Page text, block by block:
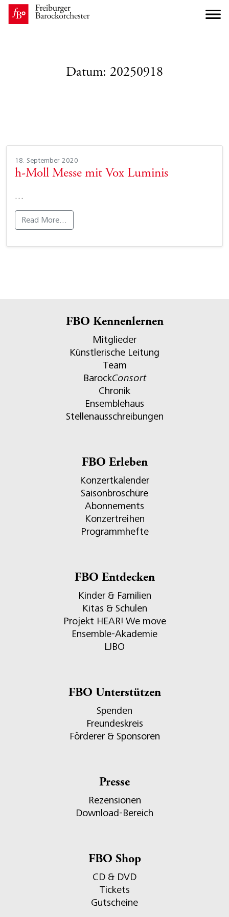
Datum: 20250918
18. September 2020
h-Moll Messe mit Vox Luminis
…
Read More…
FBO Kennenlernen
Mitglieder
Künstlerische Leitung
Team
BarockConsort
Chronik
Ensemblehaus
Stellenausschreibungen
FBO Erleben
Konzertkalender
Saisonbroschüre
Abonnements
Konzertreihen
Programmhefte
FBO Entdecken
Kinder & Familien
Kitas & Schulen
Projekt HEAR! We move
Ensemble-Akademie
LJBO
FBO Unterstützen
Spenden
Freundeskreis
Förderer & Sponsoren
Presse
Rezensionen
Download-Bereich
FBO Shop
CD & DVD
Tickets
Gutscheine